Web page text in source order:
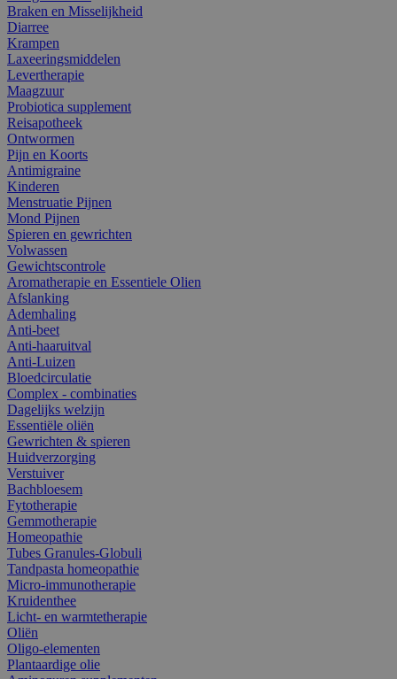
Braken en Misselijkheid
Diarree
Krampen
Laxeeringsmiddelen
Levertherapie
Maagzuur
Probiotica supplement
Reisapotheek
Ontwormen
Pijn en Koorts
Antimigraine
Kinderen
Menstruatie Pijnen
Mond Pijnen
Spieren en gewrichten
Volwassen
Gewichtscontrole
Aromatherapie en Essentiele Olien
Afslanking
Ademhaling
Anti-beet
Anti-haaruitval
Anti-Luizen
Bloedcirculatie
Complex - combinaties
Dagelijks welzijn
Essentiële oliën
Gewrichten & spieren
Huidverzorging
Verstuiver
Bachbloesem
Fytotherapie
Gemmotherapie
Homeopathie
Tubes Granules-Globuli
Tandpasta homeopathie
Micro-immunotherapie
Kruidenthee
Licht- en warmtetherapie
Oliën
Oligo-elementen
Plantaardige olie